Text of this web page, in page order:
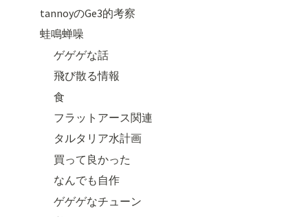
tannoyのGe3的考察
蛙鳴蝉噪
ゲゲゲな話
飛び散る情報
食
フラットアース関連
タルタリア水計画
買って良かった
なんでも自作
ゲゲゲなチューン